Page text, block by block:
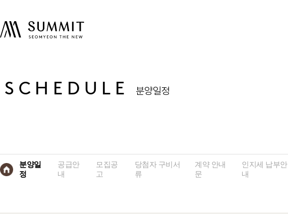
SCHEDULE 분양일정
분양일
정
공급안
내
모집공
고
당첨자 구비서
류
계약 안내
문
인지세 납부안
내